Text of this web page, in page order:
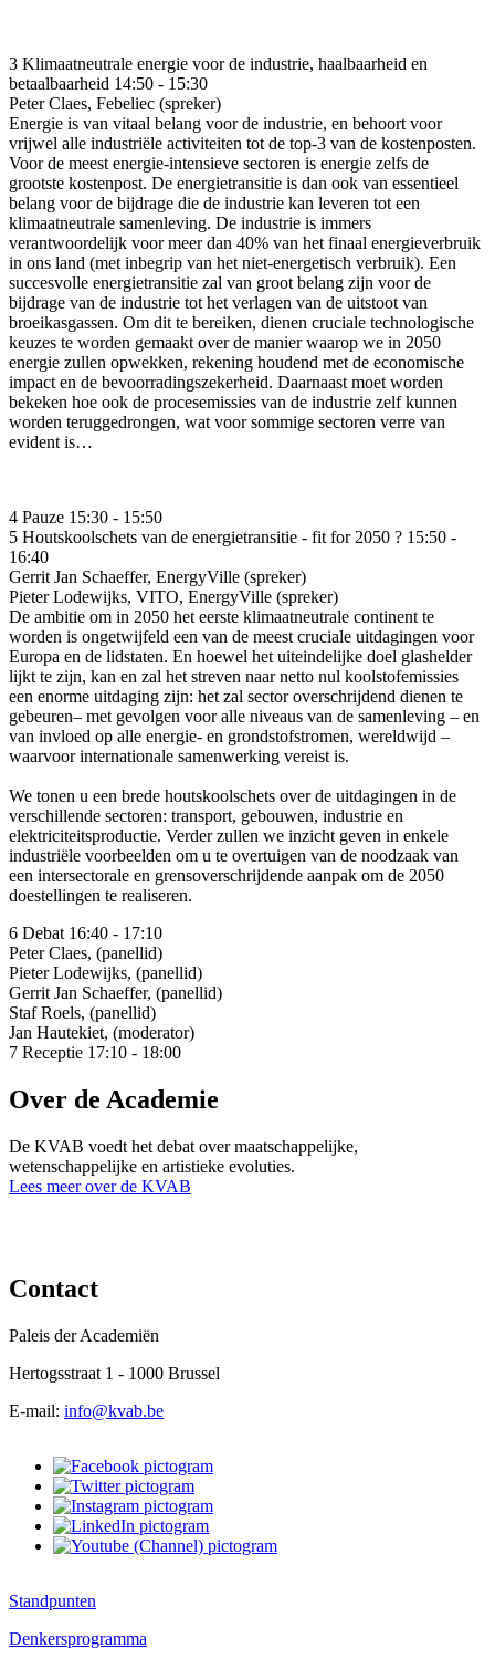
3 Klimaatneutrale energie voor de industrie, haalbaarheid en
betaalbaarheid 14:50 - 15:30
Peter Claes, Febeliec (spreker)
Energie is van vitaal belang voor de industrie, en behoort voor
vrijwel alle industriële activiteiten tot de top-3 van de kostenposten.
Voor de meest energie-intensieve sectoren is energie zelfs de
grootste kostenpost. De energietransitie is dan ook van essentieel
belang voor de bijdrage die de industrie kan leveren tot een
klimaatneutrale samenleving. De industrie is immers
verantwoordelijk voor meer dan 40% van het finaal energieverbruik
in ons land (met inbegrip van het niet-energetisch verbruik). Een
succesvolle energietransitie zal van groot belang zijn voor de
bijdrage van de industrie tot het verlagen van de uitstoot van
broeikasgassen. Om dit te bereiken, dienen cruciale technologische
keuzes te worden gemaakt over de manier waarop we in 2050
energie zullen opwekken, rekening houdend met de economische
impact en de bevoorradingszekerheid. Daarnaast moet worden
bekeken hoe ook de procesemissies van de industrie zelf kunnen
worden teruggedrongen, wat voor sommige sectoren verre van
evident is…
4 Pauze 15:30 - 15:50
5 Houtskoolschets van de energietransitie - fit for 2050 ? 15:50 -
16:40
Gerrit Jan Schaeffer, EnergyVille (spreker)
Pieter Lodewijks, VITO, EnergyVille (spreker)
De ambitie om in 2050 het eerste klimaatneutrale continent te
worden is ongetwijfeld een van de meest cruciale uitdagingen voor
Europa en de lidstaten. En hoewel het uiteindelijke doel glashelder
lijkt te zijn, kan en zal het streven naar netto nul koolstofemissies
een enorme uitdaging zijn: het zal sector overschrijdend dienen te
gebeuren– met gevolgen voor alle niveaus van de samenleving – en
van invloed op alle energie- en grondstofstromen, wereldwijd –
waarvoor internationale samenwerking vereist is.
We tonen u een brede houtskoolschets over de uitdagingen in de
verschillende sectoren: transport, gebouwen, industrie en
elektriciteitsproductie. Verder zullen we inzicht geven in enkele
industriële voorbeelden om u te overtuigen van de noodzaak van
een intersectorale en grensoverschrijdende aanpak om de 2050
doestellingen te realiseren.
6 Debat 16:40 - 17:10
Peter Claes, (panellid)
Pieter Lodewijks, (panellid)
Gerrit Jan Schaeffer, (panellid)
Staf Roels, (panellid)
Jan Hautekiet, (moderator)
7 Receptie 17:10 - 18:00
Over de Academie
De KVAB voedt het debat over maatschappelijke,
wetenschappelijke en artistieke evoluties.
Lees meer over de KVAB
Contact
Paleis der Academiën
Hertogsstraat 1 - 1000 Brussel
E-mail: info@kvab.be
Standpunten
Denkersprogramma